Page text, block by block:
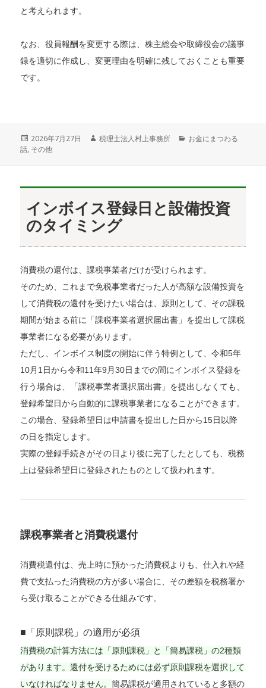
と考えられます。
なお、役員報酬を変更する際は、株主総会や取締役会の議事
録を適切に作成し、変更理由を明確に残しておくことも重要
です。
投
稿
2026年7月27日
作
税理士法人村上事務所
カ
お金にまつわる
話, その他
インボイス登録日と設備投資
のタイミング
消費税の還付は、課税事業者だけが受けられます。
そのため、これまで免税事業者だった人が高額な設備投資を
して消費税の還付を受けたい場合は、原則として、その課税
期間が始まる前に「課税事業者選択届出書」を提出して課税
事業者になる必要があります。
ただし、インボイス制度の開始に伴う特例として、令和5年
10月1日から令和11年9月30日までの間にインボイス登録を
行う場合は、「課税事業者選択届出書」を提出しなくても、
登録希望日から自動的に課税事業者になることができます。
この場合、登録希望日は申請書を提出した日から15日以降
の日を指定します。
実際の登録手続きがその日より後に完了したとしても、税務
上は登録希望日に登録されたものとして扱われます。
課税事業者と消費税還付
消費税還付は、売上時に預かった消費税よりも、仕入れや経
費で支払った消費税の方が多い場合に、その差額を税務署か
ら受け取ることができる仕組みです。
■「原則課税」の適用が必須
消費税の計算方法には「原則課税」と「簡易課税」の2種類
があります。還付を受けるためには必ず原則課税を選択して
いなければなりません。簡易課税が適用されていると多額の